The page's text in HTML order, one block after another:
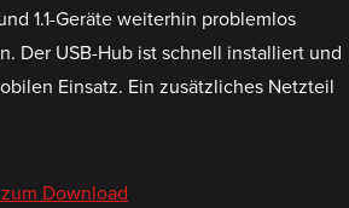
1.1-Geräte weiterhin problemlos
Der USB-Hub ist schnell installiert und
Einsatz. Ein zusätzliches Netzteil
Download